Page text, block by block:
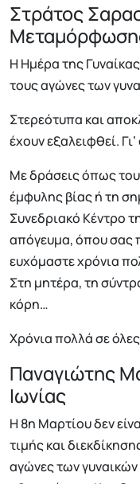
Στράτος
Η Ημέρα της
τους αγώνες των
Στερεότυπα και
έχουν εξαλειφθεί.
Με δράσεις όπως
έμφυλης βίας ή τη
Συνεδριακό Κέντρο
απόγευμα, όπου σας
ευχόμαστε χρόνια
Στη μητέρα, τη
κόρη…
Χρόνια πολλά σε όλες
Παναγιώτης
Ιωνίας
Η 8η Μαρτίου δεν
τιμής και
αγώνες των γυναικών